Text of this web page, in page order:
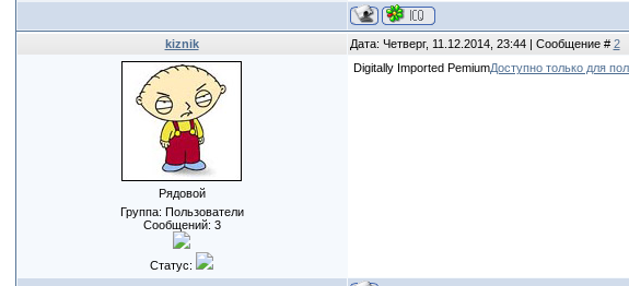
kiznik Дата: Четверг, 11.12.2014, 23:44 | Сообщение # 2
Рядовой
Группа: Пользователи
Сообщений: 3
Статус:
Digitally Imported PemiumДоступно только для